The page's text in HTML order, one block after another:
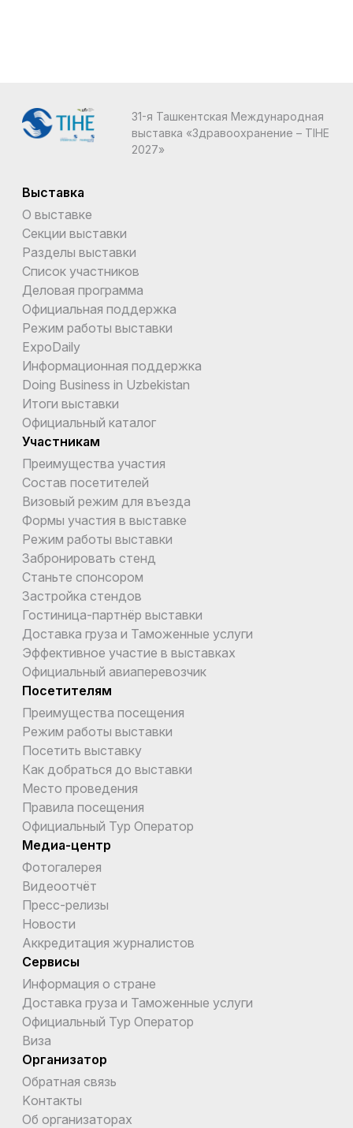
31-я Ташкентская Международная
выставка «Здравоохранение – TIHE
2027»
Выставка
О выставке
Секции выставки
Разделы выставки
Список участников
Деловая программа
Официальная поддержка
Режим работы выставки
ExpoDaily
Информационная поддержка
Doing Business in Uzbekistan
Итоги выставки
Официальный каталог
Участникам
Преимущества участия
Состав посетителей
Визовый режим для въезда
Формы участия в выставке
Режим работы выставки
Забронировать стенд
Станьте спонсором
Застройка стендов
Гостиница-партнёр выставки
Доставка груза и Таможенные услуги
Эффективное участие в выставках
Официальный авиаперевозчик
Посетителям
Преимущества посещения
Режим работы выставки
Посетить выставку
Как добраться до выставки
Место проведения
Правила посещения
Официальный Тур Оператор
Медиа-центр
Фотогалерея
Видеоотчёт
Пресс-релизы
Новости
Аккредитация журналистов
Сервисы
Информация о стране
Доставка груза и Таможенные услуги
Официальный Тур Оператор
Виза
Организатор
Обратная связь
Kонтакты
Об организаторах